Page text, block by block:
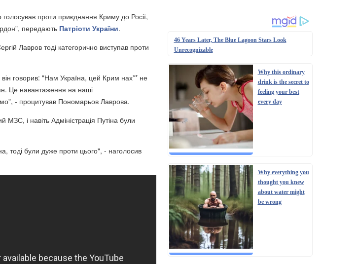
проти приєднання Криму до Росії,
передають Патріоти України.
Лавров тоді категорично виступав проти
говорив: "Нам Україна, цей Крим нах** не
Це навантаження на наші
- процитував Пономарьов Лаврова.
МЗС, і навіть Адміністрація Путіна були
тоді були дуже проти цього", - наголосив
46 Years Later, The Blue Lagoon Stars Look
Unrecognizable
Why this ordinary
drink is the secret to
feeling your best
every day
Why everything you
thought you knew
about water might
be wrong